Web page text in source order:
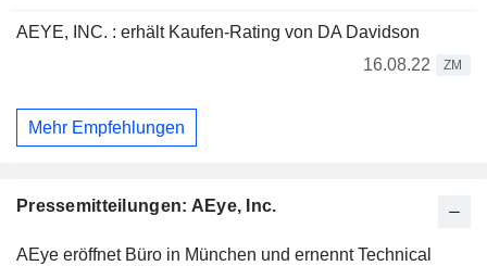
AEYE, INC. : erhält Kaufen-Rating von DA Davidson
16.08.22
ZM
Mehr Empfehlungen
Pressemitteilungen: AEye, Inc.
AEye eröffnet Büro in München und ernennt Technical